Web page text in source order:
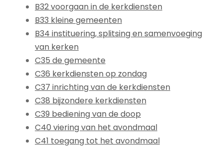
B32 voorgaan in de kerkdiensten
B33 kleine gemeenten
B34 instituering, splitsing en samenvoeging
van kerken
C35 de gemeente
C36 kerkdiensten op zondag
C37 inrichting van de kerkdiensten
C38 bijzondere kerkdiensten
C39 bediening van de doop
C40 viering van het avondmaal
C41 toegang tot het avondmaal